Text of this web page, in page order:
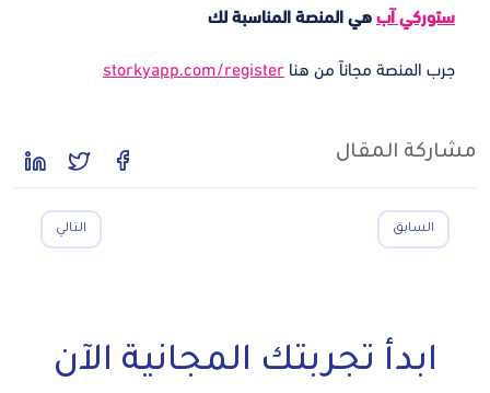
ستوركي آب هي المنصة المناسبة لك
جرب المنصة مجاناً من هنا storkyapp.com/register
مشاركة المقال
السابق التالي
ابدأ تجربتك المجانية الآن